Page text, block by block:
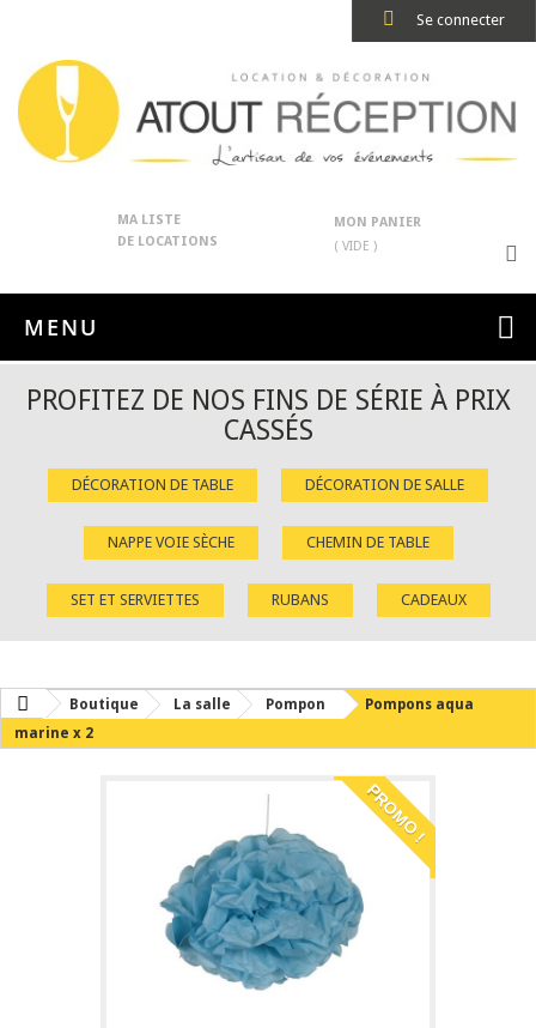
Se connecter
MA LISTE
DE LOCATIONS
MON PANIER
( VIDE )
MENU
PROFITEZ DE NOS FINS DE SÉRIE À PRIX
CASSÉS
DÉCORATION DE TABLE DÉCORATION DE SALLE
NAPPE VOIE SÈCHE CHEMIN DE TABLE
SET ET SERVIETTES RUBANS CADEAUX
Boutique La salle Pompon
Pompons aqua
marine x 2
PROMO !